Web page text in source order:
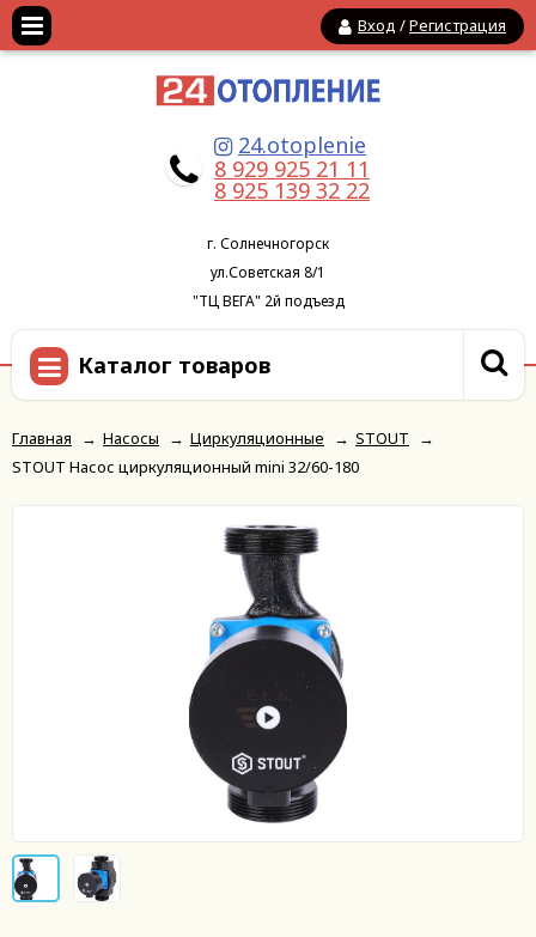
Вход /Регистрация
24.otoplenie
8 929 925 21 11
8 925 139 32 22
г. Солнечногорск
ул.Советская 8/1
"ТЦ ВЕГА" 2й подъезд
Каталог товаров
Главная → Насосы → Циркуляционные → STOUT
→
STOUT Насос циркуляционный mini 32/60-180